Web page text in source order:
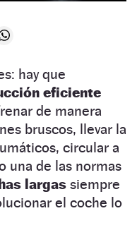
hay que
eficiente
de manera
bruscos, llevar la
circular a
una de las normas
largas siempre
el coche lo